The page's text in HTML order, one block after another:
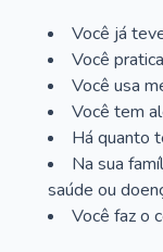
Você já
Você
Você usa
Você tem
Há quanto
Na sua
saúde ou
Você faz o